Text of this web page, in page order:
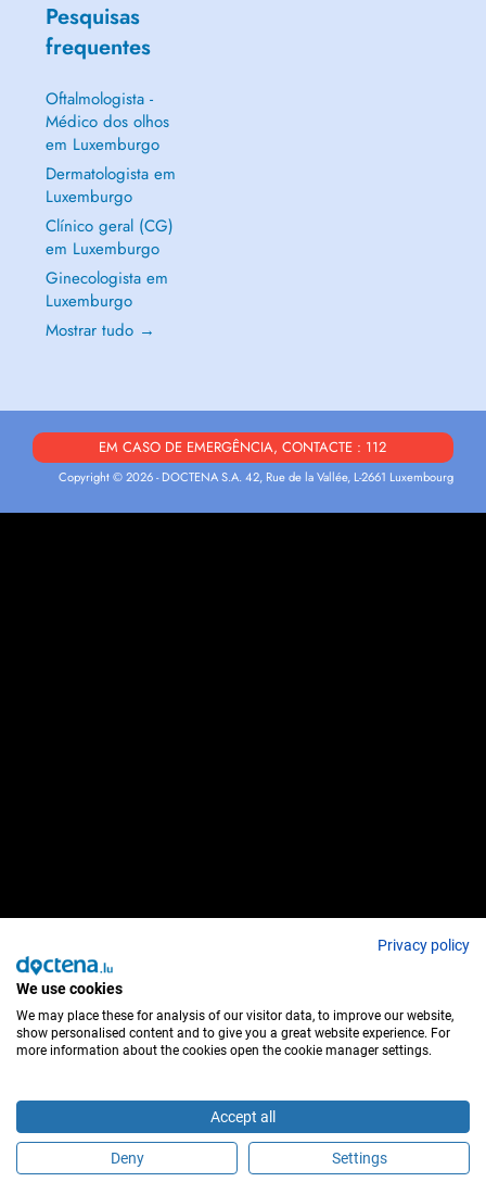
É este profissional de saúde?
Pesquisas
frequentes
Oftalmologista -
Médico dos olhos
em Luxemburgo
Dermatologista em
Luxemburgo
Clínico geral (CG)
em Luxemburgo
Ginecologista em
Luxemburgo
Mostrar tudo →
EM CASO DE EMERGÊNCIA, CONTACTE : 112
Copyright © 2026 - DOCTENA S.A. 42, Rue de la Vallée, L-2661 Luxembourg
Privacy policy
We use cookies
We may place these for analysis of our visitor data, to improve our website,
show personalised content and to give you a great website experience. For
more information about the cookies open the cookie manager settings.
Accept all
Deny Settings